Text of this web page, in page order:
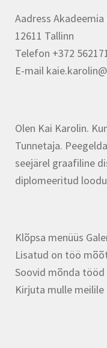
Aadress
12611 Tallinn
Telefon +372
E-mail
Olen Kai Karolin.
Tunnetaja.
seejärel graafiline
diplomeeritud
Klõpsa menüüs
Lisatud on töö
Soovid mõnda tööd
Kirjuta mulle meilile